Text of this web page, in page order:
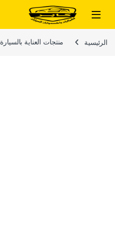
تخطي إلى المحتوى
الرئيسية منتجات العناية بالسيارة